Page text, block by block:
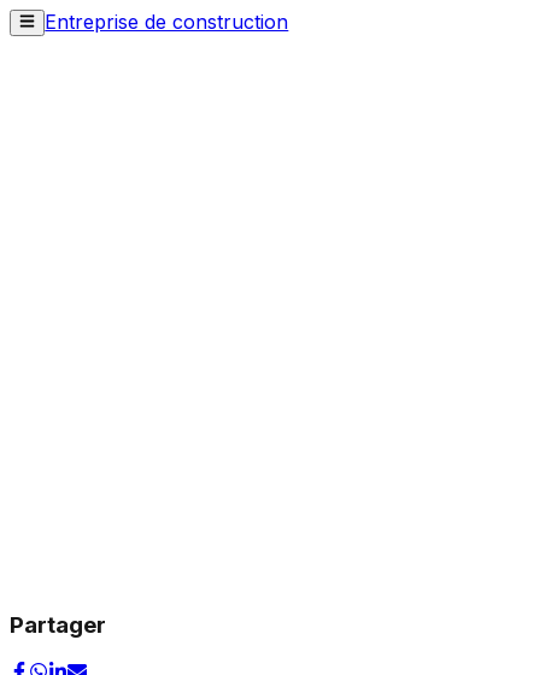
Entreprise de construction
Partager